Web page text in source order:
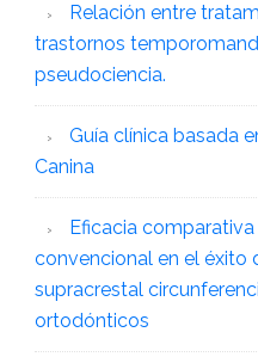
Relación entre
trastornos
pseudociencia.
Guía clínica basada
Canina
Eficacia
convencional en el éxito
supracrestal
ortodónticos